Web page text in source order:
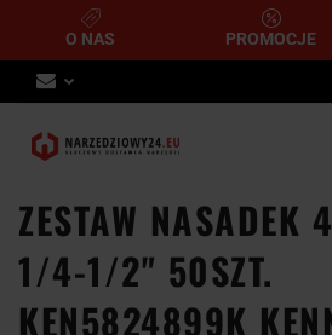
O NAS PROMOCJE
ZESTAW NASADEK
1/4-1/2" 50SZT.
KEN5824899K